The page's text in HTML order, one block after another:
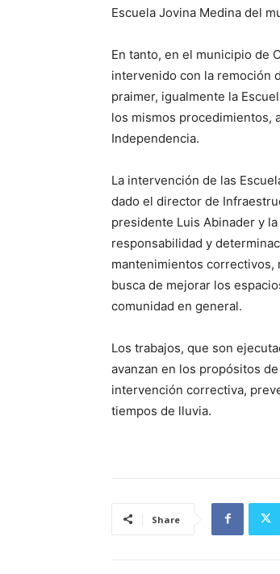
Escuela Jovina Medina del
En tanto, en el municipio de
intervenido con la remoción
praimer, igualmente la
los mismos procedimientos,
Independencia.
La intervención de las
dado el director de
presidente Luis Abinader y
responsabilidad y
mantenimientos
busca de mejorar los
comunidad en general.
Los trabajos, que son
avanzan en los propósitos
intervención correctiva,
tiempos de lluvia.
Share